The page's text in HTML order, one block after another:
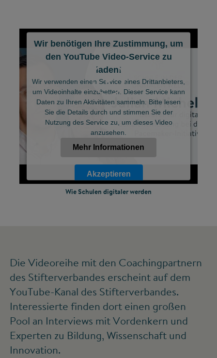
Wir benötigen Ihre Zustimmung, um
den YouTube Video-Service zu
laden!
Wir verwenden einen Service eines Drittanbieters,
um Videoinhalte einzubetten. Dieser Service kann
Daten zu Ihren Aktivitäten sammeln. Bitte lesen
Sie die Details durch und stimmen Sie der
Nutzung des Service zu, um dieses Video
anzusehen.
Mehr Informationen
Akzeptieren
Powered by
Wie Schulen digitaler werden
Die Videoreihe mit den Coachingpartnern
des Stifterverbandes erscheint auf dem
YouTube-Kanal des Stifterverbandes.
Interessierte finden dort einen großen
Pool an Interviews mit Vordenkern und
Experten zu Bildung, Wissenschaft und
Innovation.